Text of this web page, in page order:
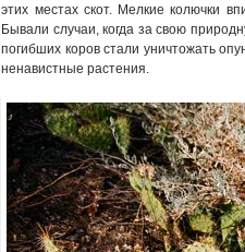
этих местах скот. Мелкие колючки
Бывали случаи, когда за свою
погибших коров стали уничтожать
ненавистные растения.